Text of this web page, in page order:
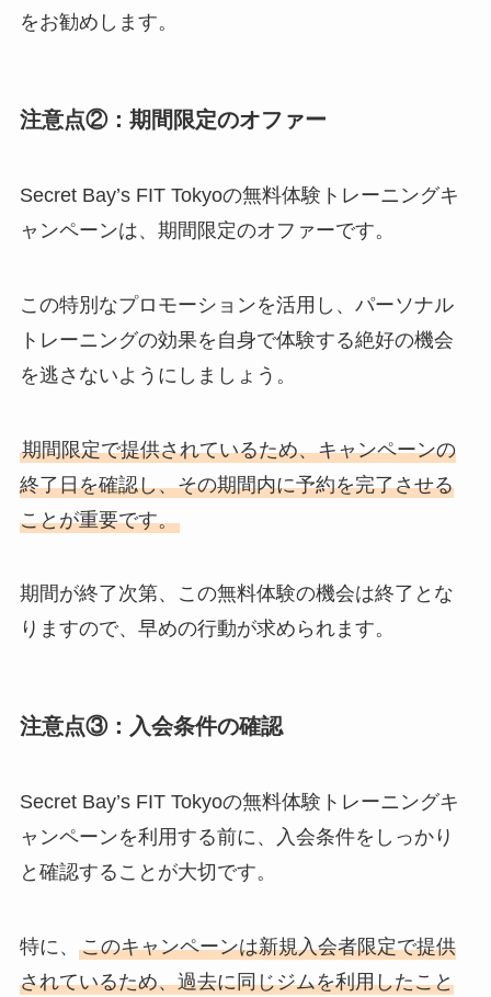
をお勧めします。
注意点②：期間限定のオファー
Secret Bay’s FIT Tokyoの無料体験トレーニングキ
ャンペーンは、期間限定のオファーです。
この特別なプロモーションを活用し、パーソナル
トレーニングの効果を自身で体験する絶好の機会
を逃さないようにしましょう。
期間限定で提供されているため、キャンペーンの
終了日を確認し、その期間内に予約を完了させる
ことが重要です。
期間が終了次第、この無料体験の機会は終了とな
りますので、早めの行動が求められます。
注意点③：入会条件の確認
Secret Bay’s FIT Tokyoの無料体験トレーニングキ
ャンペーンを利用する前に、入会条件をしっかり
と確認することが大切です。
特に、 このキャンペーンは新規入会者限定で提供
されているため、過去に同じジムを利用したこと